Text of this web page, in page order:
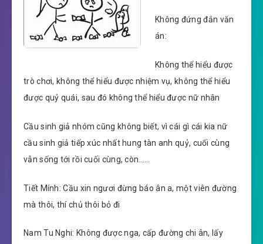
Không đứng đắn văn
án:
Không thể hiểu được
trò chơi, không thể hiểu được nhiệm vụ, không thể hiểu
được quỷ quái, sau đó không thể hiểu được nữ nhân
Cầu sinh giả nhóm cũng không biết, vì cái gì cái kia nữ
cầu sinh giả tiếp xúc nhất hung tàn anh quỷ, cuối cùng
vẫn sống tới rồi cuối cùng, còn……
Tiết Mính: Cầu xin ngươi đừng báo ân a, một viên đường
mà thôi, thí chủ thôi bỏ đi
Nam Tu Nghi: Không được nga, cấp đường chi ân, lấy